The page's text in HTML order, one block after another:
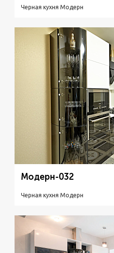
Черная кухня Модерн
Подробнее
Модерн-032
Черная кухня Модерн
Подробнее